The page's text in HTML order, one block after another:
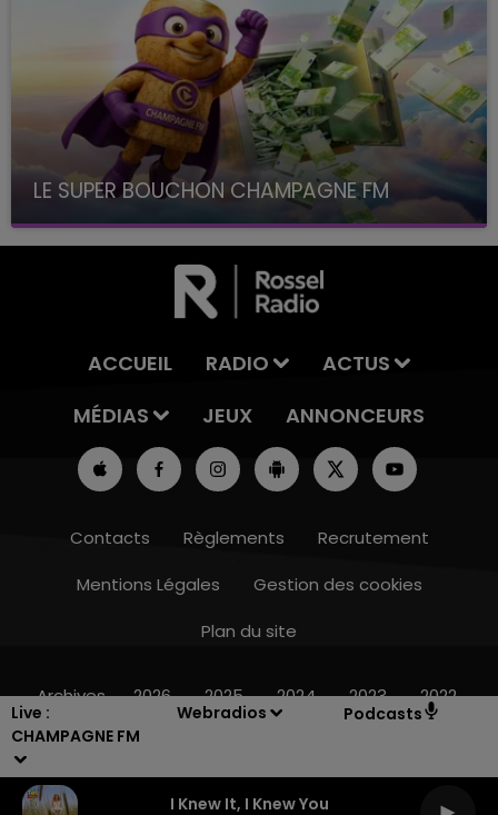
Live :
CHAMPAGNE FM
Webradios Podcasts
I Knew It, I Knew You
19h00 - 19h15
LE SUPER BOUCHON CHAMPAGNE FM
avec La Famille Champagne FM, à 8H10
ACCUEIL RADIO
ACTUS
MÉDIAS
JEUX ANNONCEURS
Contacts Règlements
Recrutement
Mentions Légales
Gestion des cookies
Plan du site
Archives 2026 2025 2024 2023 2022